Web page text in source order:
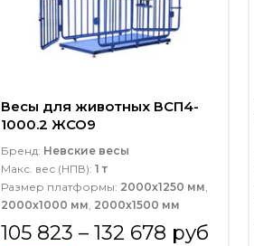
Весы для животных ВСП4-
1000.2 ЖСО9
Бренд: Невские весы
Макс. вес (НПВ): 1 т
Размер платформы: 2000x1250 мм
2000х1000 мм 2000х1500 мм
105 823 – 132 678 руб